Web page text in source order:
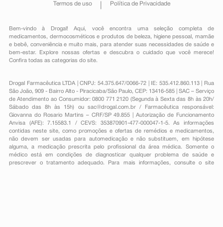
Termos de uso Política de Privacidade
Bem-vindo à Drogal! Aqui, você encontra uma seleção completa de
medicamentos , dermocosméticos e produtos de beleza, higiene pessoal ,mamãe
e bebê, conveniênciae muito mais, para atender suas necessidades de saúde e
bem-estar. Explore nossas ofertas e descubra o cuidado que você merece!
Confira todas as categorias do site.
Drogal Farmacêutica LTDA | CNPJ: 54.375.647/0066-72 | IE: 535.412.860.113 | Rua
São João, 909 - Bairro Alto - Piracicaba/São Paulo, CEP: 13416-585 | SAC – Serviço
de Atendimento ao Consumidor: 0800 771 2120 (Segunda à Sexta das 8h às 20h/
Sábado das 8h às 15h) ou sac@drogal.com.br/ Farmacêutica responsável:
Giovanna do Rosario Martins – CRF/SP 49.855 | Autorização de Funcionamento
Anvisa (AFE): 7.15583.1 / CEVS: 353870901-477-000047-1-5. As informações
contidas neste site, como promoções e ofertas de remédios e medicamentos,
não devem ser usadas para automedicação e não substituem, em hipótese
alguma, a medicação prescrita pelo profissional da área médica. Somente o
médico está em condições de diagnosticar qualquer problema de saúde e
prescrever o tratamento adequado. Para mais informações, consulte o site